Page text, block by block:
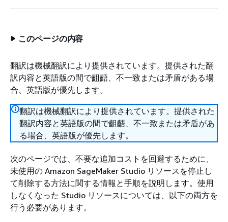
このページの内容
翻訳は機械翻訳により提供されています。提供された翻
訳内容と英語版の間で齟齬、不一致または矛盾がある場
合、英語版が優先します。
翻訳は機械翻訳により提供されています。提供された
翻訳内容と英語版の間で齟齬、不一致または矛盾があ
る場合、英語版が優先します。
次のページでは、不要な追加コストを回避するために、
未使用の Amazon SageMaker Studio リソースを停止し
て削除する方法に関する情報と手順を説明します。使用
しなくなった Studio リソースについては、以下の両方を
行う必要があります。